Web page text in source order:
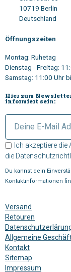
10719 Berlin
Deutschland
Öffnungszeiten
Montag: Ruhetag
Dienstag - Freitag:
Samstag: 11:00 Uhr
Hier zum
informiert sein:
Ich akzeptiere die
die
Du kannst dein
Kontaktinformationen
Versand
Retouren
Allgemeine
Kontakt
Sitemap
Impressum